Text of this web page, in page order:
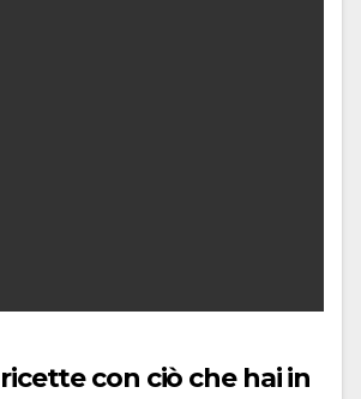
con ciò che hai in